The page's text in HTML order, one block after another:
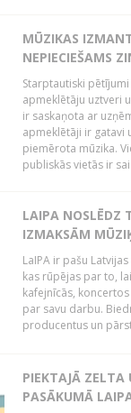
MŪZIKAS
NEPIECIEŠAMS
Starptautiski
apmeklētāju uztveri
ir saskaņota ar
apmeklētāji ir gatavi
piemērota mūzika.
publiskās vietās ir
LAIPA NOSLĒDZ
IZMAKSĀM
LaIPA ir pašu
kas rūpējas par to,
kafejnīcās,
par savu darbu.
producentus un
PIEKTAJĀ ZELTA
PASĀKUMĀ